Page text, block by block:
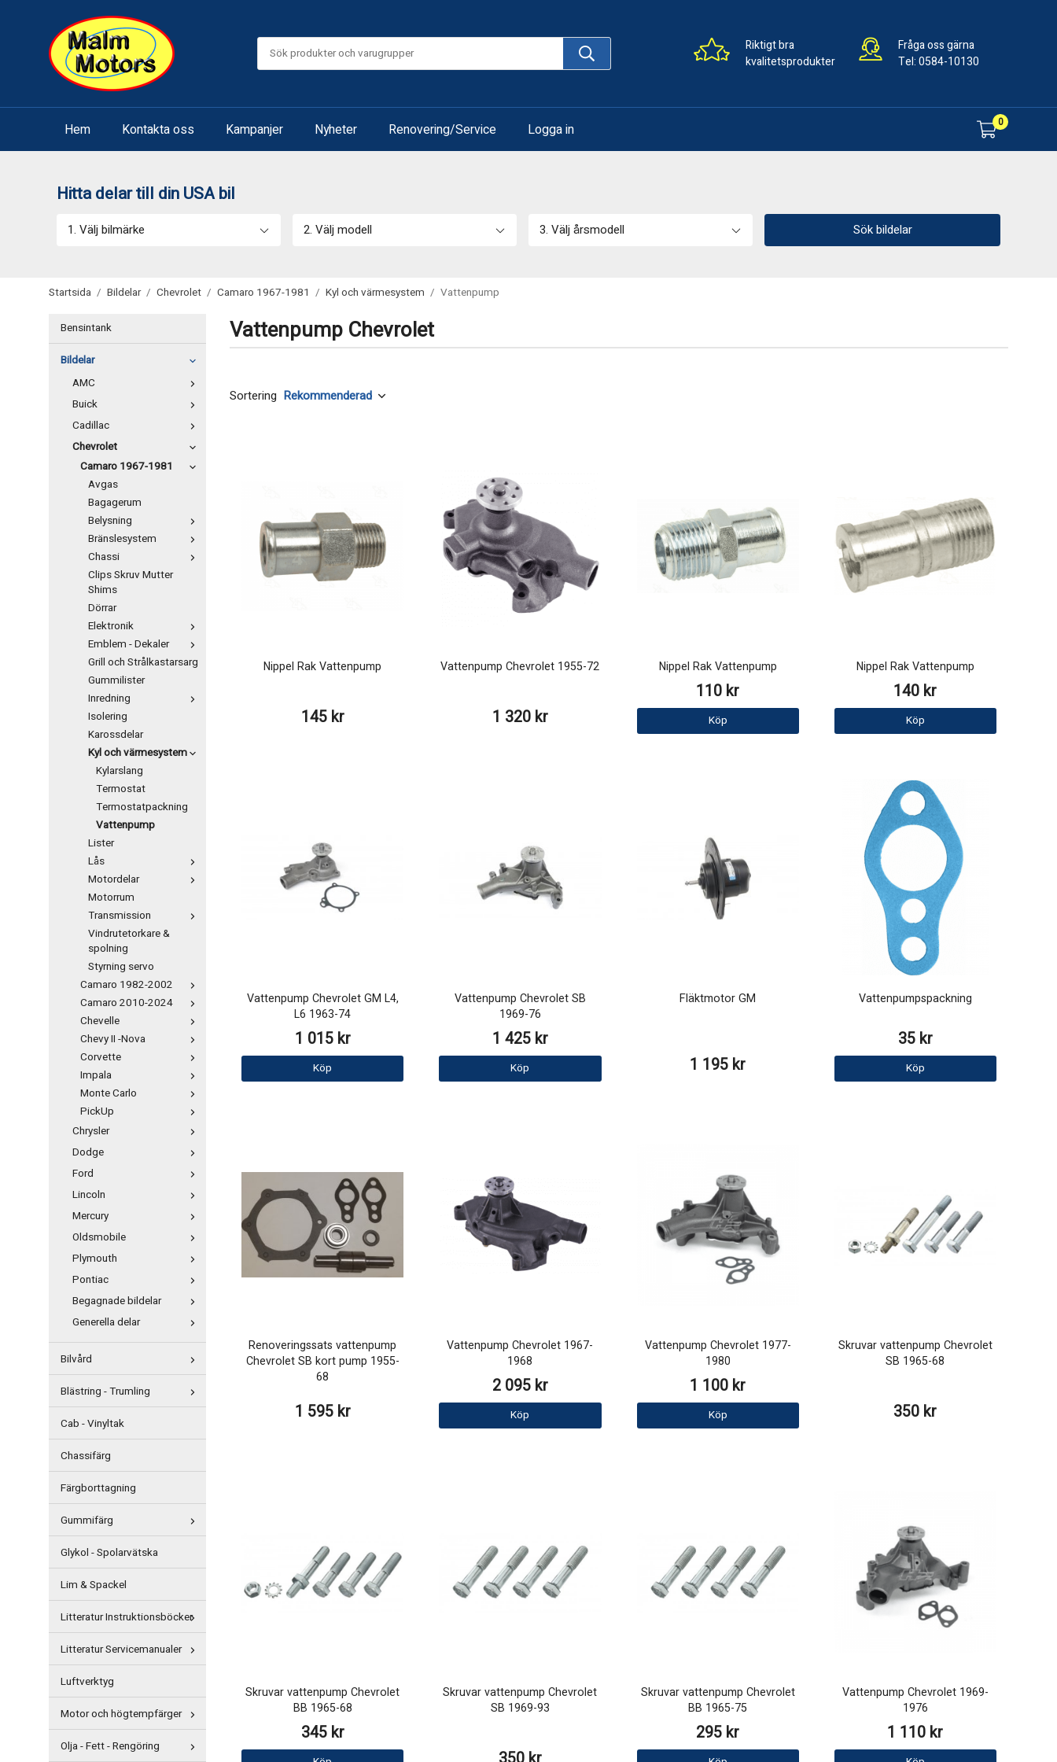
Riktigt bra
kvalitetsprodukter
Fråga oss gärna
Tel:0584-10130
Hem Kontakta oss Kampanjer Nyheter Renovering/Service Logga in 0
Hitta delar till din USA bil
1. Välj bilmärke 2. Välj modell 3. Välj årsmodell Sök bildelar
Startsida / Bildelar / Chevrolet / Camaro 1967-1981 / Kyl och värmesystem / Vattenpump
Bensintank
Bildelar
AMC
Buick
Cadillac
Chevrolet
Camaro 1967-1981
Avgas
Bagagerum
Belysning
Bränslesystem
Chassi
Clips Skruv Mutter
Shims
Dörrar
Elektronik
Emblem - Dekaler
Grill och Strålkastarsarg
Gummilister
Inredning
Isolering
Karossdelar
Kyl och värmesystem
Kylarslang
Termostat
Termostatpackning
Vattenpump
Lister
Lås
Motordelar
Motorrum
Transmission
Vindrutetorkare &
spolning
Styrning servo
Camaro 1982-2002
Camaro 2010-2024
Chevelle
Chevy II -Nova
Corvette
Impala
Monte Carlo
PickUp
Chrysler
Dodge
Ford
Lincoln
Mercury
Oldsmobile
Plymouth
Pontiac
Begagnade bildelar
Generella delar
Bilvård
Blästring - Trumling
Cab - Vinyltak
Chassifärg
Färgborttagning
Gummifärg
Glykol - Spolarvätska
Lim & Spackel
Litteratur Instruktionsböcker
Litteratur Servicemanualer
Luftverktyg
Motor och högtempfärger
Olja - Fett - Rengöring
Vattenpump Chevrolet
Sortering
Nippel Rak Vattenpump
145 kr
Vattenpump Chevrolet 1955-72
1 320 kr
Nippel Rak Vattenpump
110 kr
Köp
Nippel Rak Vattenpump
140 kr
Köp
Vattenpump Chevrolet GM L4,
L6 1963-74
1 015 kr
Köp
Vattenpump Chevrolet SB
1969-76
1 425 kr
Köp
Fläktmotor GM
1 195 kr
Vattenpumpspackning
35 kr
Köp
Renoveringssats vattenpump
Chevrolet SB kort pump 1955-
68
1 595 kr
Vattenpump Chevrolet 1967-
1968
2 095 kr
Köp
Vattenpump Chevrolet 1977-
1980
1 100 kr
Köp
Skruvar vattenpump Chevrolet
SB 1965-68
350 kr
Skruvar vattenpump Chevrolet
BB 1965-68
345 kr
Skruvar vattenpump Chevrolet
SB 1969-93
Skruvar vattenpump Chevrolet
BB 1965-75
295 kr
Vattenpump Chevrolet 1969-
1976
1 110 kr